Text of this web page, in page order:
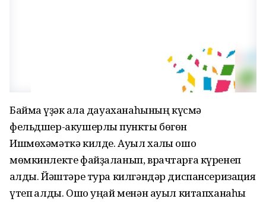
Баймаҡ үҙәк ҡала дауаханаһының күсмә
фельдшер-акушерлыҡ пункты бөгөн
Ишмөхәмәткә килде. Ауыл халҡы ошо
мөмкинлекте файҙаланып, врачтарға күренеп
ҡалды. Йәштәре тура килгәндәр диспансеризация
үтеп ҡалды. Ошо уңай менән ауыл китапханаһы